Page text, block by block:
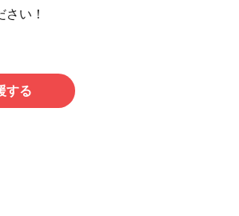
い！
する